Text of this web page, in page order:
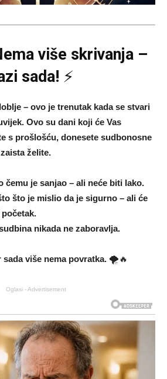
više skrivanja –
sada! ⚡
– ovo je trenutak kada se stvari
Ovo su dani koji će Vas
s prošlošću, donesete sudbonosne
želite.
čemu je sanjao – ali neće biti lako.
što je mislio da je sigurno – ali će
nikada ne zaboravlja.
više nema povratka. 🌪️🔥
Oglasi - Advertisement